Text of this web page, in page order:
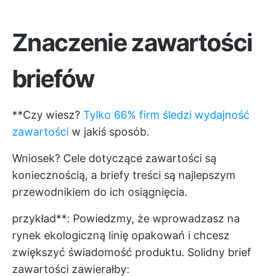
Znaczenie zawartości
briefów
**Czy wiesz? Tylko 66% firm śledzi wydajność
zawartości w jakiś sposób.
Wniosek? Cele dotyczące zawartości są
koniecznością, a briefy treści są najlepszym
przewodnikiem do ich osiągnięcia.
przykład**: Powiedzmy, że wprowadzasz na
rynek ekologiczną linię opakowań i chcesz
zwiększyć świadomość produktu. Solidny brief
zawartości zawierałby: